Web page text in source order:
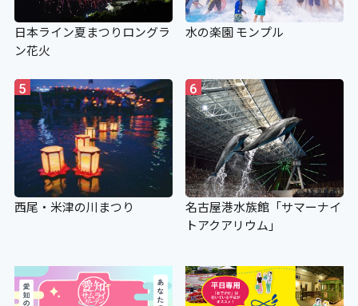
日本ライン夏まつりロングラ
ン花火
水の楽園 モンプル
5
西尾・米津の川まつり
6
名古屋港水族館「サマーナイ
トアクアリウム」